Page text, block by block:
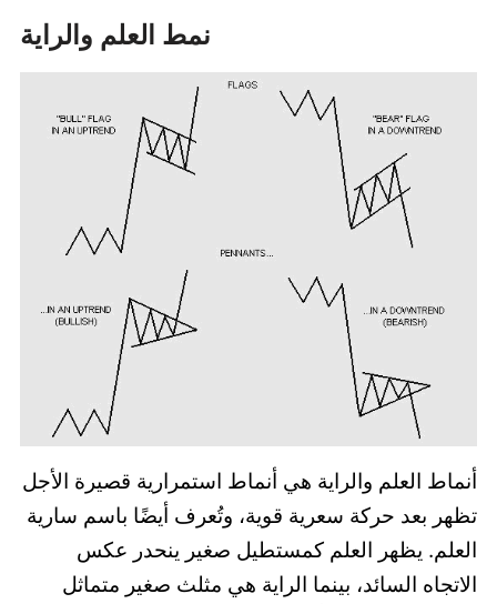
نمط العلم والراية
أنماط العلم والراية هي أنماط استمرارية قصيرة الأجل
تظهر بعد حركة سعرية قوية، وتُعرف أيضًا باسم سارية
العلم. يظهر العلم كمستطيل صغير ينحدر عكس
الاتجاه السائد، بينما الراية هي مثلث صغير متماثل